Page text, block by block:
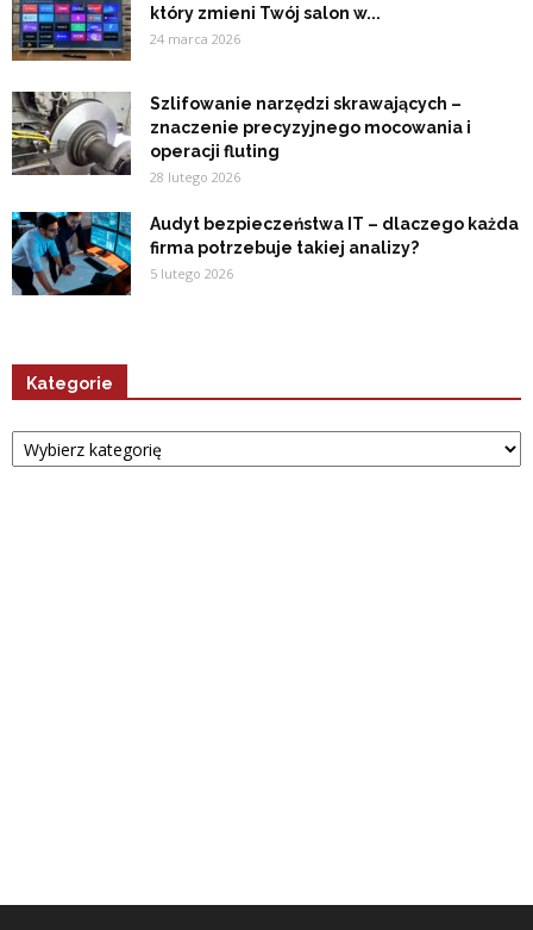
który zmieni Twój salon w...
24 marca 2026
Szlifowanie narzędzi skrawających –
znaczenie precyzyjnego mocowania i
operacji fluting
28 lutego 2026
Audyt bezpieczeństwa IT – dlaczego każda
firma potrzebuje takiej analizy?
5 lutego 2026
Kategorie
Kategorie